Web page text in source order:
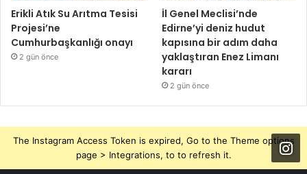
Erikli Atık Su Arıtma Tesisi
Projesi’ne
Cumhurbaşkanlığı onayı
2 gün önce
İl Genel Meclisi’nde
Edirne’yi deniz hudut
kapısına bir adım daha
yaklaştıran Enez Limanı
kararı
2 gün önce
The Instagram Access Token is expired, Go to the Theme options
page > Integrations, to to refresh it.